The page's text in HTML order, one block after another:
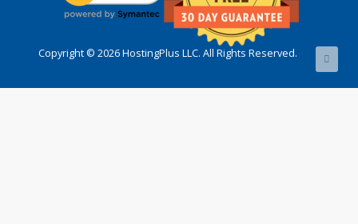
Copyright © 2026 HostingPlus LLC. All Rights Reserved.